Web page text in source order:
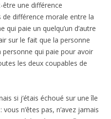
être une différence
de différence morale entre la
paie un quelqu’un d’autre
sur le fait que la personne
qui paie pour avoir
les deux coupables de
si j’étais échoué sur une île
n’êtes pas, n’avez jamais